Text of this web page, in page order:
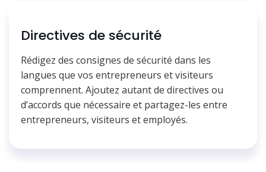
Directives de sécurité
Rédigez des consignes de sécurité dans les
langues que vos entrepreneurs et visiteurs
comprennent. Ajoutez autant de directives ou
d’accords que nécessaire et partagez-les entre
entrepreneurs, visiteurs et employés.